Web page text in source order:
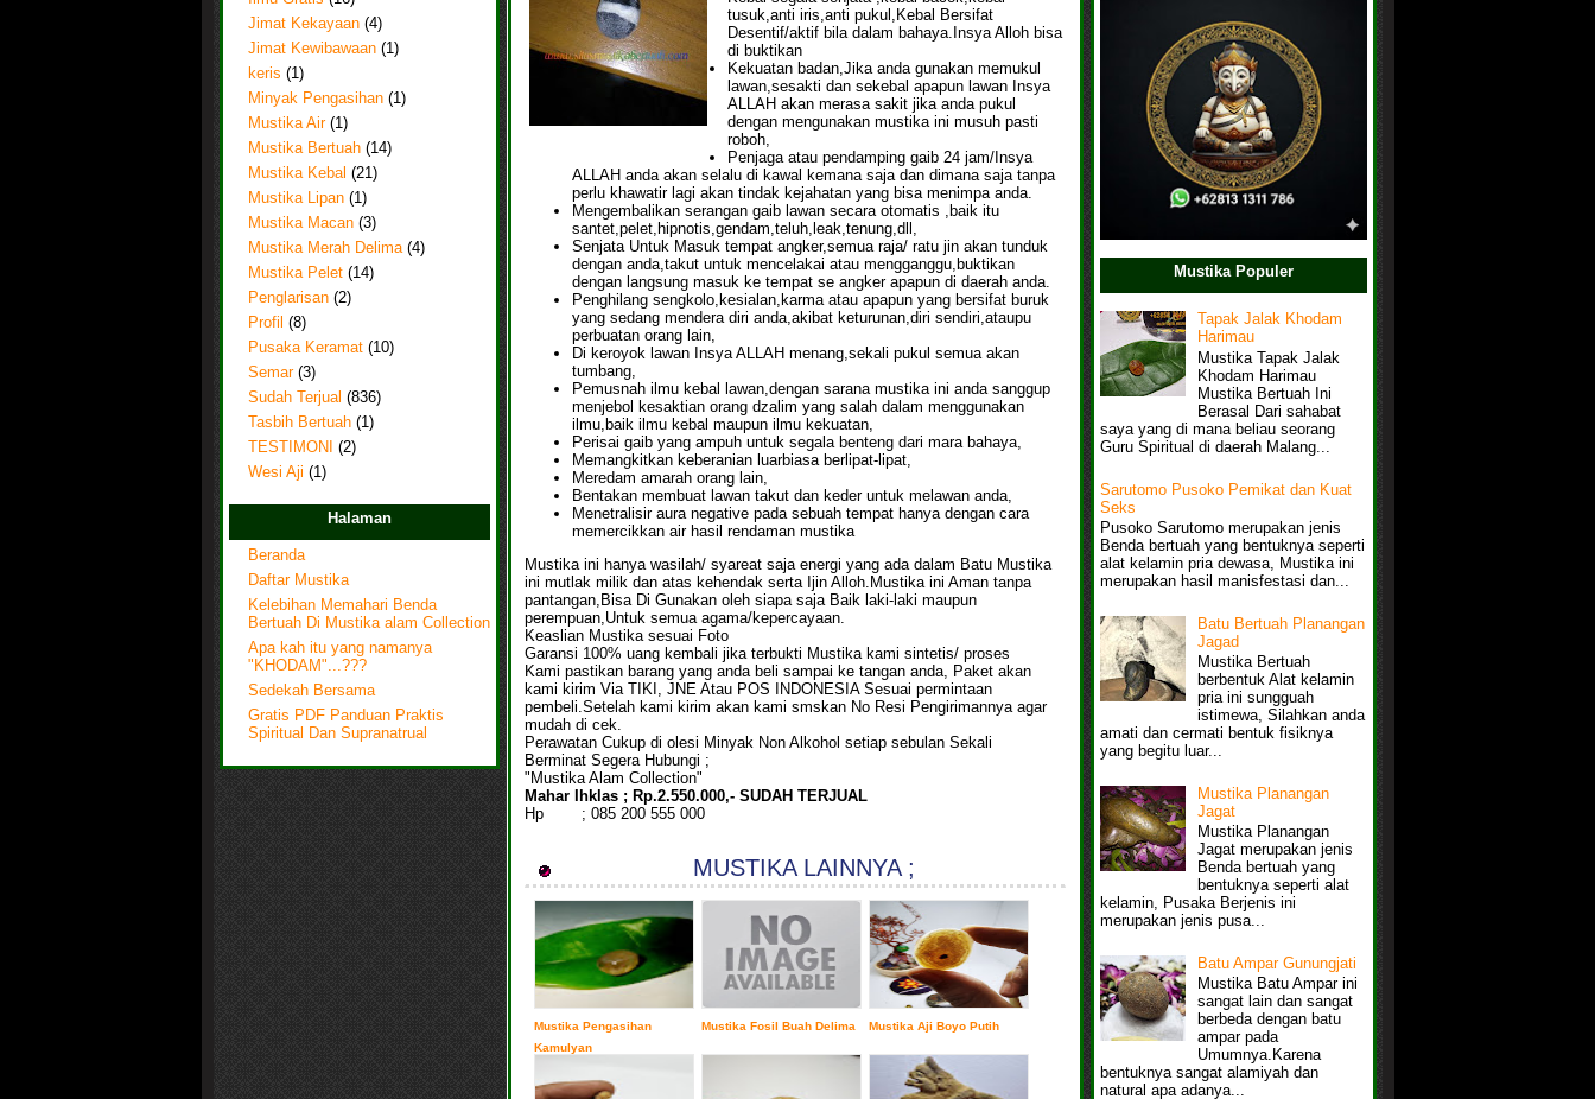
Jimat Kekayaan (4)
Jimat Kewibawaan (1)
keris (1)
Minyak Pengasihan (1)
Mustika Air (1)
Mustika Bertuah (14)
Mustika Kebal (21)
Mustika Lipan (1)
Mustika Macan (3)
Mustika Merah Delima (4)
Mustika Pelet (14)
Penglarisan (2)
Profil (8)
Pusaka Keramat (10)
Semar (3)
Sudah Terjual (836)
Tasbih Bertuah (1)
TESTIMONI
(2)
Wesi Aji (1)
Halaman
Beranda
Daftar Mustika
Kelebihan Memahari Benda
Bertuah Di Mustika alam Collection
Apa kah itu yang namanya
"KHODAM"...???
Sedekah Bersama
Gratis PDF Panduan Praktis
Spiritual Dan Supranatrual
tusuk,anti iris,anti pukul,Kebal Bersifat
Desentif/aktif bila dalam bahaya.Insya Alloh bisa
di buktikan
Kekuatan badan,Jika anda gunakan memukul
lawan,sesakti dan sekebal apapun lawan Insya
ALLAH akan merasa sakit jika anda pukul
dengan mengunakan mustika ini musuh pasti
roboh,
Penjaga atau pendamping gaib 24 jam/Insya
ALLAH anda akan selalu di kawal kemana saja dan dimana saja tanpa
perlu khawatir lagi akan tindak kejahatan yang bisa menimpa anda.
Mengembalikan serangan gaib lawan secara otomatis ,baik itu
santet,pelet,hipnotis,gendam,teluh,leak,tenung,dll,
Senjata Untuk Masuk tempat angker,semua raja/ ratu jin akan tunduk
dengan anda,takut untuk mencelakai atau mengganggu,buktikan
dengan langsung masuk ke tempat se angker apapun di daerah anda.
Penghilang sengkolo,kesialan,karma atau apapun yang bersifat buruk
yang sedang mendera diri anda,akibat keturunan,diri sendiri,ataupu
perbuatan orang lain,
Di keroyok lawan Insya ALLAH menang,sekali pukul semua akan
tumbang,
Pemusnah ilmu kebal lawan,dengan sarana mustika ini anda sanggup
menjebol kesaktian orang dzalim yang salah dalam menggunakan
ilmu,baik ilmu kebal maupun ilmu kekuatan,
Perisai gaib yang ampuh untuk segala benteng dari mara bahaya,
Memangkitkan keberanian luarbiasa berlipat-lipat,
Meredam amarah orang lain,
Bentakan membuat lawan takut dan keder untuk melawan anda,
Menetralisir aura negative pada sebuah tempat hanya dengan cara
memercikkan air hasil rendaman mustika
Mustika ini hanya wasilah/ syareat saja energi yang ada dalam Batu Mustika
ini mutlak milik dan atas kehendak serta Ijin Alloh.Mustika ini Aman tanpa
pantangan,Bisa Di Gunakan oleh siapa saja Baik laki-laki maupun
perempuan,Untuk semua agama/kepercayaan.
Keaslian Mustika sesuai Foto
Garansi 100% uang kembali jika terbukti Mustika kami sintetis/ proses
Kami pastikan barang yang anda beli sampai ke tangan anda, Paket akan
kami kirim Via TIKI, JNE Atau POS INDONESIA Sesuai permintaan
pembeli.Setelah kami kirim akan kami smskan No Resi Pengirimannya agar
mudah di cek.
Perawatan Cukup di olesi Minyak Non Alkohol setiap sebulan Sekali
Berminat Segera Hubungi ;
"Mustika Alam Collection"
Mahar Ihklas ; Rp.2.550.000,- SUDAH TERJUAL
Hp
; 085 200 555 000
MUSTIKA LAINNYA ;
Mustika Pengasihan
Kamulyan
Mustika Fosil Buah Delima Mustika Aji Boyo Putih
Mustika Populer
Tapak Jalak Khodam
Harimau
Mustika Tapak Jalak
Khodam Harimau
Mustika Bertuah Ini
Berasal Dari sahabat
saya yang di mana beliau seorang
Guru Spiritual di daerah Malang...
Sarutomo Pusoko Pemikat dan Kuat
Seks
Pusoko Sarutomo merupakan jenis
Benda bertuah yang bentuknya seperti
alat kelamin pria dewasa, Mustika ini
merupakan hasil manisfestasi dan...
Batu Bertuah Planangan
Jagad
Mustika Bertuah
berbentuk Alat kelamin
pria ini sungguah
istimewa, Silahkan anda
amati dan cermati bentuk fisiknya
yang begitu luar...
Mustika Planangan
Jagat
Mustika Planangan
Jagat merupakan jenis
Benda bertuah yang
bentuknya seperti alat
kelamin, Pusaka Berjenis ini
merupakan jenis pusa...
Batu Ampar Gunungjati
Mustika Batu Ampar ini
sangat lain dan sangat
berbeda dengan batu
ampar pada
Umumnya.Karena
bentuknya sangat alamiyah dan
natural apa adanya...